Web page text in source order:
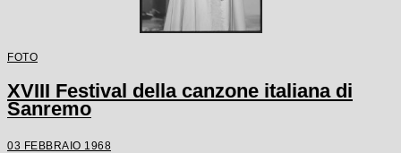
FOTO
XVIII Festival della canzone italiana di
Sanremo
03 FEBBRAIO 1968